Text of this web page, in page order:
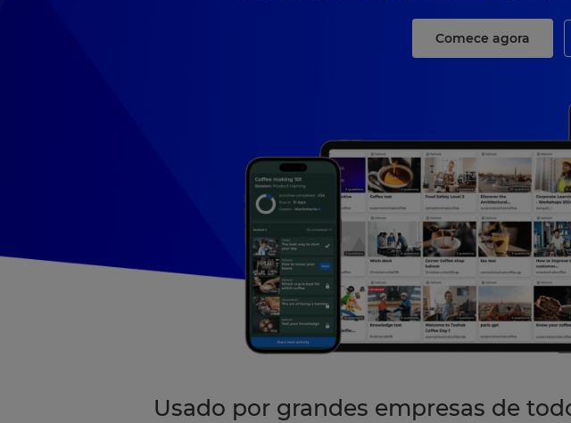
Comece agora
Usado por grandes empresas de